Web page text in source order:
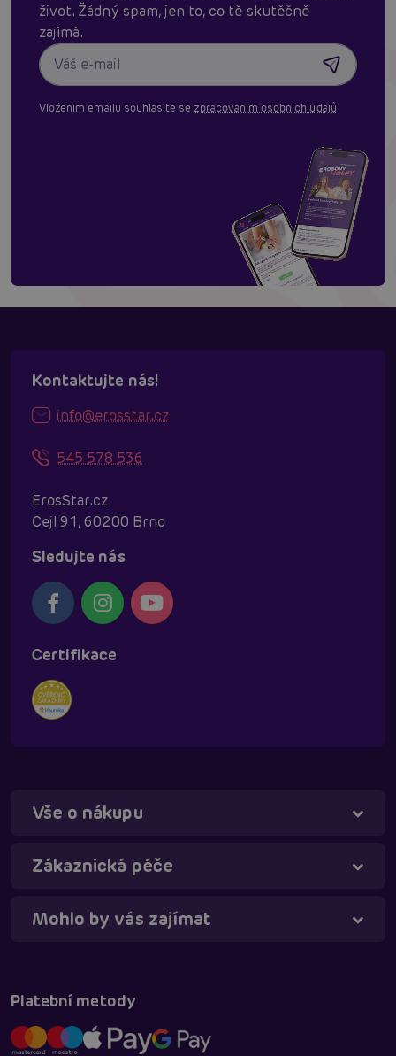
život. Žádný spam, jen to, co tě skutěčně
zajímá.
Vložením emailu souhlasíte se zpracováním osobních údajů
Kontaktujte nás!
info@erosstar.cz
545 578 536
ErosStar.cz
Cejl 91, 60200 Brno
Sledujte nás
Certifikace
Vše o nákupu
Zákaznická péče
Mohlo by vás zajímat
Platební metody
Táňa - virtuální asistentka